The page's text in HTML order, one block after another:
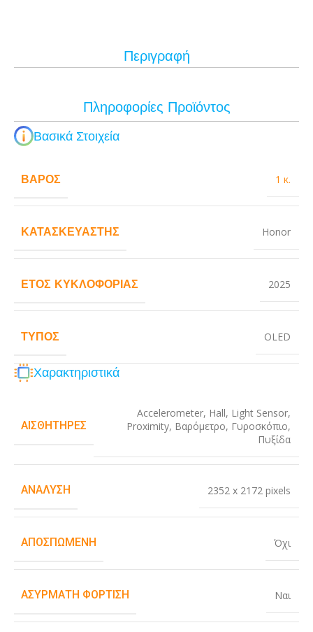
Περιγραφή
Πληροφορίες Προϊόντος
Βασικά Στοιχεία
ΒΆΡΟΣ 1 κ.
ΚΑΤΑΣΚΕΥΑΣΤΉΣ Honor
ΈΤΟΣ ΚΥΚΛΟΦΟΡΊΑΣ 2025
ΤΎΠΟΣ OLED
Χαρακτηριστικά
ΑΙΣΘΗΤΉΡΕΣ
Accelerometer, Hall, Light Sensor,
Proximity, Βαρόμετρο, Γυροσκόπιο,
Πυξίδα
ΑΝΆΛΥΣΗ 2352 x 2172 pixels
ΑΠΟΣΠΏΜΕΝΗ Όχι
ΑΣΎΡΜΑΤΗ ΦΌΡΤΙΣΗ Ναι